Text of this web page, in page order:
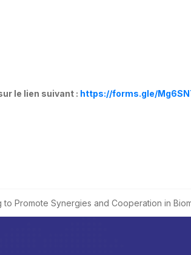
le lien suivant : https://forms.gle/
to Promote Synergies and Cooperation in